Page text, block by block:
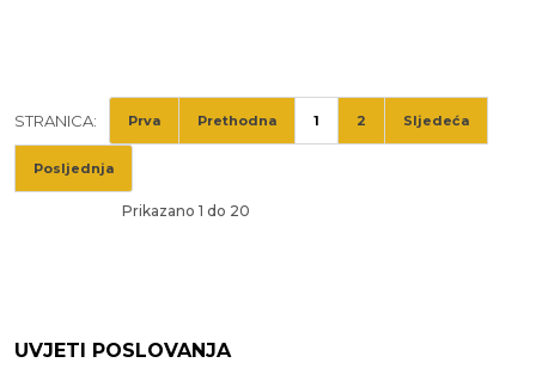
STRANICA: Prva Prethodna 1 2 Sljedeća
Posljednja
Prikazano 1 do 20
UVJETI POSLOVANJA